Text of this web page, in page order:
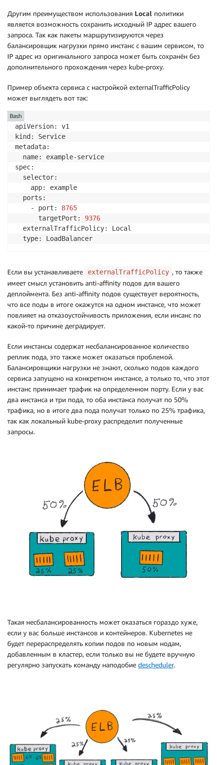
Другим преимуществом использования Local политики
является возможность сохранить исходный IP адрес вашего
запроса. Так как пакеты маршрутизируются через
балансировщик нагрузки прямо инстанс с вашим сервисом, то
IP адрес из оригинального запроса может быть сохранён без
дополнительного прохождения через kube-proxy.
Пример объекта сервиса с настройкой externalTrafficPolicy
может выглядеть вот так:
apiVersion: v1
kind: Service
metadata:
  name: example-service
spec:
  selector:
    app: example
  ports:
    - port:
8765
      targetPort:
9376
  externalTrafficPolicy: Local
  type: LoadBalancer
Bash
Если вы устанавливаете externalTrafficPolicy , то также
имеет смысл установить anti-affinity подов для вашего
деплоймента. Без anti-affinity подов существует вероятность,
что все поды в итоге окажутся на одном инстансе, что может
повлияет на отказоустойчивость приложения, если инсанс по
какой-то причине деградирует.
Если инстансы содержат несбалансированное количество
реплик пода, это также может оказаться проблемой.
Балансировщики нагрузки не знают, сколько подов каждого
сервиса запущено на конкретном инстансе, а только то, что этот
инстанс принимает трафик на определенном порту. Если у вас
два инстанса и три пода, то оба инстанса получат по 50%
трафика, но в итоге два пода получат только по 25% трафика,
так как локальный kube-proxy распределит полученные
запросы.
Такая несбалансированность может оказаться гораздо хуже,
если у вас больше инстансов и контейнеров. Kubernetes не
будет перераспределять копии подов по новым нодам,
добавленным в кластер, если только вы не будете вручную
регулярно запускать команду наподобие descheduler.